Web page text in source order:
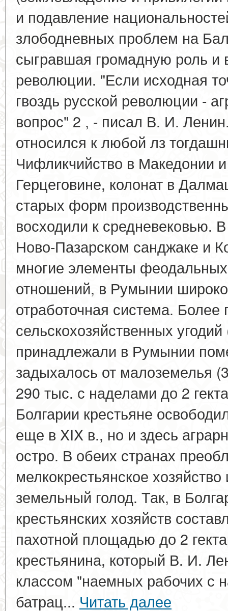
и подавление
злободневных проблем на
сыгравшая громадную роль и
революции. "Если исходная
гвоздь русской революции -
вопрос" 2 , - писал В. И.
относился к любой лз
Чифликчийство в Македонии
Герцеговине, колонат в
старых форм
восходили к средневековью.
Ново-Пазарском санджаке и
многие элементы
отношений, в Румынии
отработочная система. Более
сельскохозяйственных
принадлежали в Румынии
задыхалось от малоземелья
290 тыс. с наделами до 2
Болгарии крестьяне
еще в XIX в., но и здесь
остро. В обеих странах
мелкокрестьянское
земельный голод. Так, в
крестьянских хозяйств
пахотной площадью до 2
крестьянина, который В. И.
классом "наемных рабочих с
батрац... Читать далее